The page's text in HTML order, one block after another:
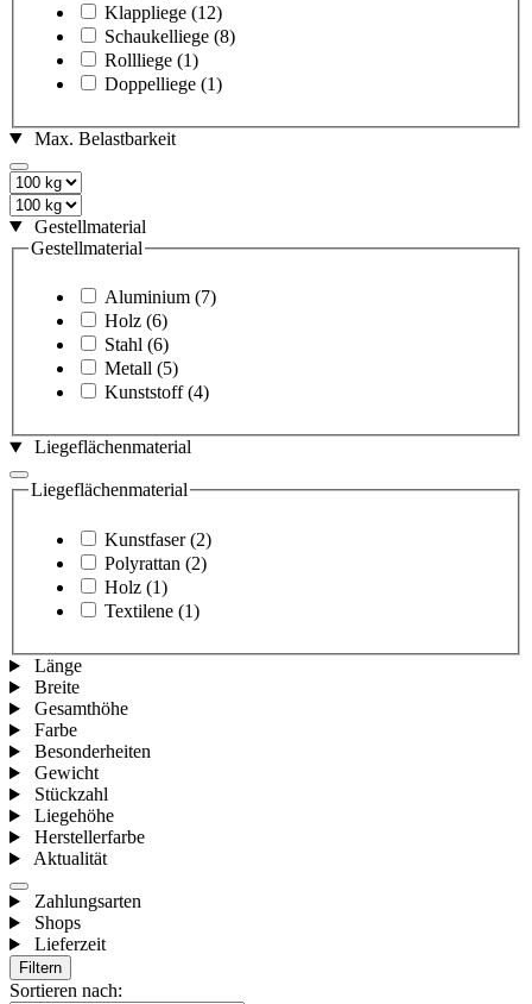
Klappliege (12)
Schaukelliege (8)
Rollliege (1)
Doppelliege (1)
Max. Belastbarkeit
Gestellmaterial
Gestellmaterial
Aluminium (7)
Holz (6)
Stahl (6)
Metall (5)
Kunststoff (4)
Liegeflächenmaterial
Liegeflächenmaterial
Kunstfaser (2)
Polyrattan (2)
Holz (1)
Textilene (1)
Länge
Breite
Gesamthöhe
Farbe
Besonderheiten
Gewicht
Stückzahl
Liegehöhe
Herstellerfarbe
Aktualität
Zahlungsarten
Shops
Lieferzeit
Filtern
Sortieren nach: